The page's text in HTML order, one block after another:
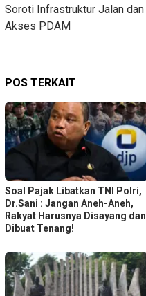
Soroti Infrastruktur Jalan dan
Akses PDAM
POS TERKAIT
Soal Pajak Libatkan TNI Polri,
Dr.Sani : Jangan Aneh-Aneh,
Rakyat Harusnya Disayang dan
Dibuat Tenang!